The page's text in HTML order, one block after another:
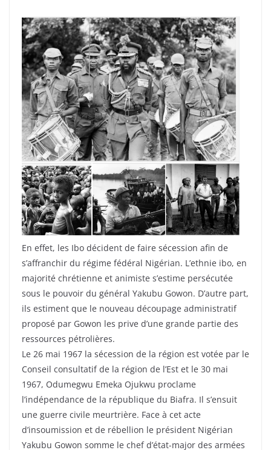
En effet, les Ibo décident de faire sécession afin de
s’affranchir du régime fédéral Nigérian. L’ethnie ibo, en
majorité chrétienne et animiste s’estime persécutée
sous le pouvoir du général Yakubu Gowon. D’autre part,
ils estiment que le nouveau découpage administratif
proposé par Gowon les prive d’une grande partie des
ressources pétrolières.
Le 26 mai 1967 la sécession de la région est votée par le
Conseil consultatif de la région de l’Est et le 30 mai
1967, Odumegwu Emeka Ojukwu proclame
l’indépendance de la république du Biafra. Il s’ensuit
une guerre civile meurtrière. Face à cet acte
d’insoumission et de rébellion le président Nigérian
Yakubu Gowon somme le chef d’état-major des armées